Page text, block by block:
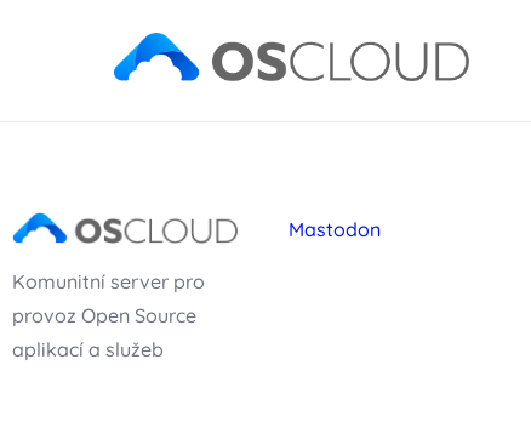
Komunitní server pro
provoz Open Source
aplikací a služeb
Mastodon